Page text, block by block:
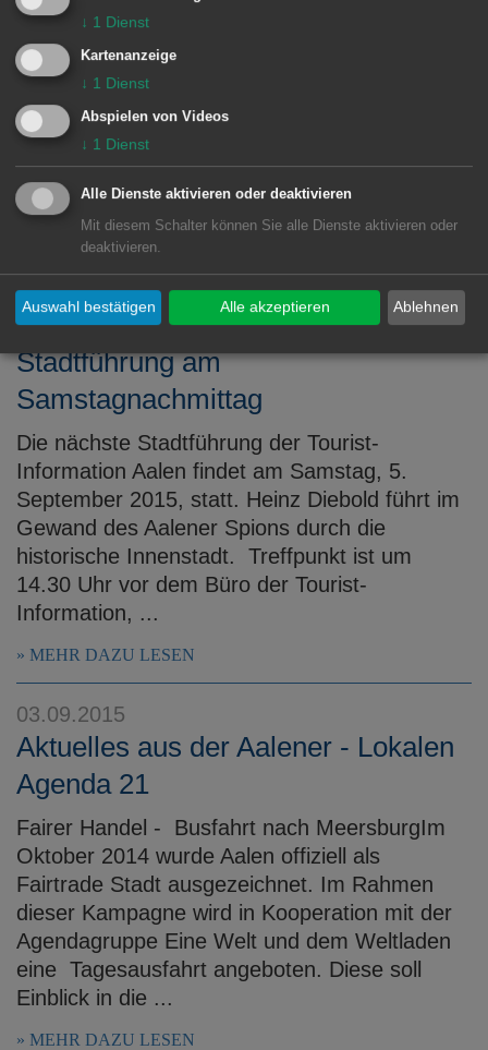
Mit den Nachtwächtern durch Aalen
Der nächste Rundgang findet am Samstag, 5.
September 2015 mit Heinrich Fuchs statt.
Einheimische und Gäste sind herzlich
eingeladen, den Nachtwächter auf seiner Tour
durch die Innenstadt zu begleiten. Beginn ist
jeweils um 21 Uhr am Marktbrunnen bei der
Tourist ...
MEHR DAZU LESEN
03.09.2015
Stadtführung am
Samstagnachmittag
Die nächste Stadtführung der Tourist-
Information Aalen findet am Samstag, 5.
September 2015, statt. Heinz Diebold führt im
Gewand des Aalener Spions durch die
historische Innenstadt. Treffpunkt ist um
14.30 Uhr vor dem Büro der Tourist-
Information, ...
MEHR DAZU LESEN
03.09.2015
Aktuelles aus der Aalener - Lokalen
Agenda 21
Fairer Handel - Busfahrt nach MeersburgIm
Oktober 2014 wurde Aalen offiziell als
Fairtrade Stadt ausgezeichnet. Im Rahmen
dieser Kampagne wird in Kooperation mit der
Agendagruppe Eine Welt und dem Weltladen
eine Tagesausfahrt angeboten. Diese soll
Einblick in die ...
MEHR DAZU LESEN
↓ 1 Dienst
Kartenanzeige
↓ 1 Dienst
Abspielen von Videos
↓ 1 Dienst
Alle Dienste aktivieren oder deaktivieren
Mit diesem Schalter können Sie alle Dienste aktivieren oder
deaktivieren.
Ablehnen
Auswahl bestätigen Alle akzeptieren